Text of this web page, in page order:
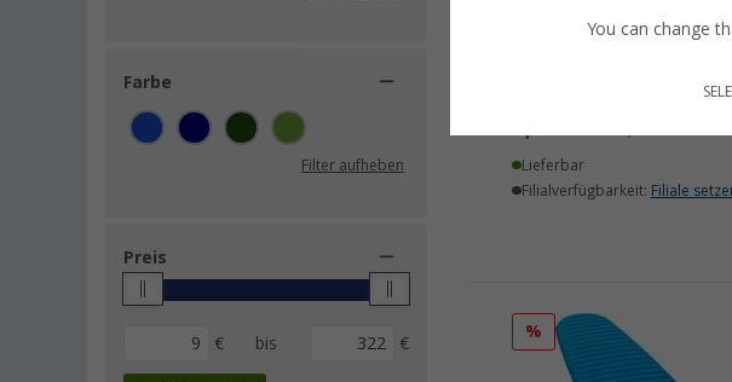
Farbe
Filter aufheben
Preis
€ bis €
Lieferbar
Filialverfügbarkeit: Filiale
%
You can change